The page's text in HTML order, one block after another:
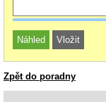
Zpět do poradny